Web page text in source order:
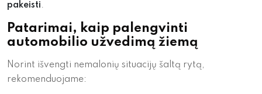
pakeisti.
Patarimai, kaip palengvinti
automobilio užvedimą žiemą
Norint išvengti nemalonių situacijų šaltą rytą,
rekomenduojame: